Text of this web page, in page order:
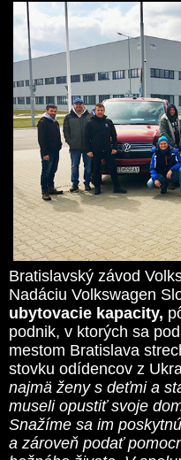
Bratislavský závod
Nadáciu Volkswagen
ubytovacie kapacity,
podnik, v ktorých sa
mestom Bratislava
stovku odídencov z
najmä ženy s deťmi a
museli opustiť svoje
Snažíme sa im
a zároveň podať